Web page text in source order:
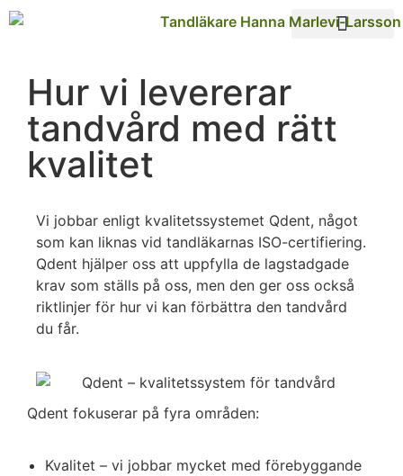
Hur vi levererar
tandvård med rätt
kvalitet
Vi jobbar enligt kvalitetssystemet Qdent, något
som kan liknas vid tandläkarnas ISO-certifiering.
Qdent hjälper oss att uppfylla de lagstadgade
krav som ställs på oss, men den ger oss också
riktlinjer för hur vi kan förbättra den tandvård
du får.
Qdent fokuserar på fyra områden:
Kvalitet – vi jobbar mycket med förebyggande